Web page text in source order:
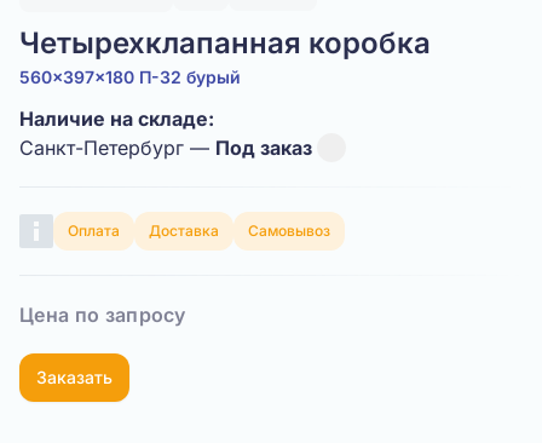
Четырехклапанная коробка
560x397x180 П-32 бурый
Наличие на складе:
Санкт-Петербург — Под заказ
Оплата Доставка Самовывоз
Цена по запросу
Заказать